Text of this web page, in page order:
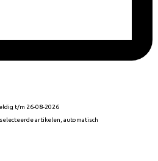
t/m 26-08-2026
artikelen, automatisch